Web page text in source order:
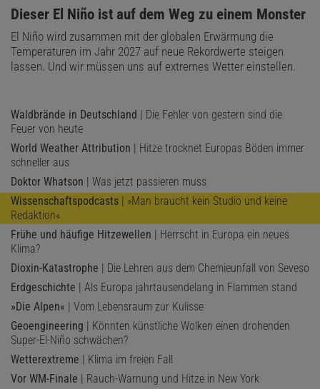
:
Dieser El Niño ist auf dem Weg zu einem Monster
El Niño wird zusammen mit der globalen Erwärmung die
Temperaturen im Jahr 2027 auf neue Rekordwerte steigen
lassen. Und wir müssen uns auf extremes Wetter einstellen.
Waldbrände in Deutschland | Die Fehler von gestern sind die
Feuer von heute
World Weather Attribution | Hitze trocknet Europas Böden immer
schneller aus
Doktor Whatson | Was jetzt passieren muss
Wissenschaftspodcasts | »Man braucht kein Studio und keine
Redaktion«
Frühe und häufige Hitzewellen | Herrscht in Europa ein neues
Klima?
Dioxin-Katastrophe | Die Lehren aus dem Chemieunfall von Seveso
Erdgeschichte | Als Europa jahrtausendelang in Flammen stand
»Die Alpen« | Vom Lebensraum zur Kulisse
Geoengineering | Könnten künstliche Wolken einen drohenden
Super-El-Niño schwächen?
Wetterextreme | Klima im freien Fall
Vor WM-Finale | Rauch-Warnung und Hitze in New York